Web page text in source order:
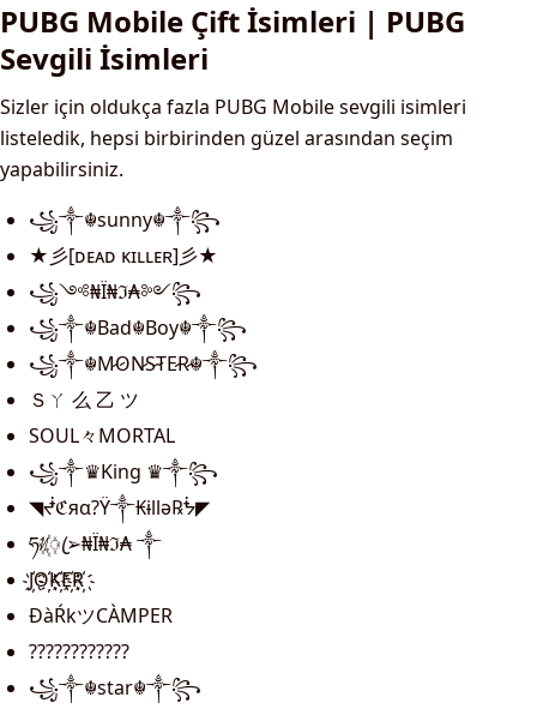
PUBG Mobile Çift İsimleri | PUBG
Sevgili İsimleri
Sizler için oldukça fazla PUBG Mobile sevgili isimleri
listeledik, hepsi birbirinden güzel arasından seçim
yapabilirsiniz.
꧁༒☬sunny☬༒꧂
★彡[ᴅᴇᴀᴅ ᴋɪʟʟᴇʀ]彡★
꧁༺₦Ї₦ℑ₳༻꧂
꧁༒☬Bad☬Boy☬༒꧂
꧁༒☬M̷O̷N̷S̷T̷E̷R̷☬༒꧂
Ｓㄚ 么 乙 ツ
SOUL々MORTAL
꧁༒♛King ♛༒꧂
◥ᖫℭяα?Ÿ༒₭ɨllǝ℞ᖭ◤
ཧᜰ꙰ꦿ➢₦Ї₦ℑ₳ ༒
J҉O҉K҉E҉R҉
ĐàŔkツCÀMPER
????????????
꧁༒☬star☬༒꧂